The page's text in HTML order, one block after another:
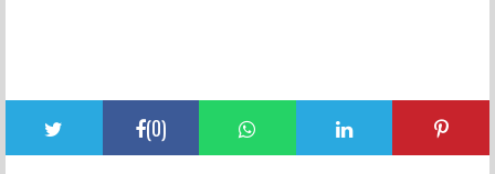
(0)